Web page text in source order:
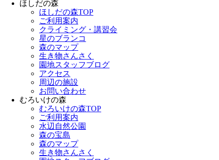
ほしだの森
ほしだの森TOP
ご利用案内
クライミング・講習会
星のブランコ
森のマップ
生き物さんさく
園地スタッフブログ
アクセス
周辺の施設
お問い合わせ
むろいけの森
むろいけの森TOP
ご利用案内
水辺自然公園
森の宝島
森のマップ
生き物さんさく